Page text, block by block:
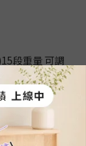
段重量 可調